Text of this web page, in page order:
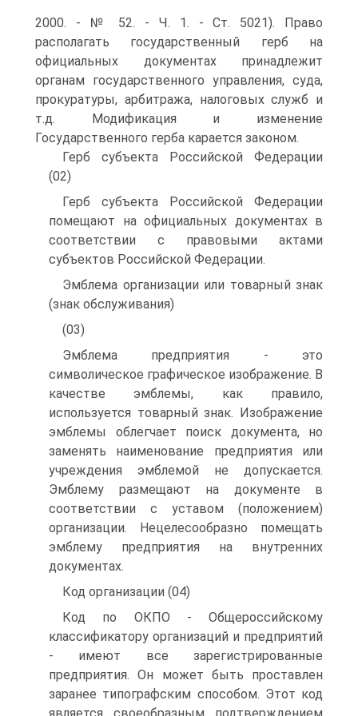
2000. - № 52. - Ч. 1. - Ст. 5021). Право
располагать государственный герб на
официальных документах принадлежит
органам государственного управления, суда,
прокуратуры, арбитража, налоговых служб и
т.д. Модификация и изменение
Государственного герба карается законом.
Герб субъекта Российской Федерации
(02)
Герб субъекта Российской Федерации
помещают на официальных документах в
соответствии с правовыми актами
субъектов Российской Федерации.
Эмблема организации или товарный знак
(знак обслуживания)
(03)
Эмблема предприятия - это
символическое графическое изображение. В
качестве эмблемы, как правило,
используется товарный знак. Изображение
эмблемы облегчает поиск документа, но
заменять наименование предприятия или
учреждения эмблемой не допускается.
Эмблему размещают на документе в
соответствии с уставом (положением)
организации. Нецелесообразно помещать
эмблему предприятия на внутренних
документах.
Код организации (04)
Код по ОКПО - Общероссийскому
классификатору организаций и предприятий
- имеют все зарегистрированные
предприятия. Он может быть проставлен
заранее типографским способом. Этот код